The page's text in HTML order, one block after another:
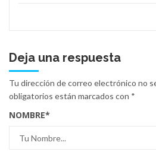
Deja una respuesta
Tu dirección de correo electrónico no
obligatorios están marcados con *
NOMBRE*